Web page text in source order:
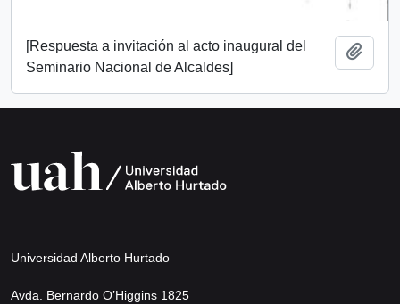
[Respuesta a invitación al acto inaugural del
Seminario Nacional de Alcaldes]
Universidad Alberto Hurtado
Avda. Bernardo O’Higgins 1825